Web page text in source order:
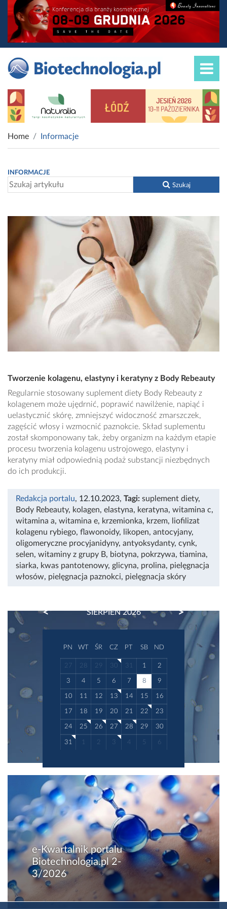
Home Informacje
INFORMACJE
Szukaj
Tworzenie kolagenu, elastyny i keratyny z Body Rebeauty
Regularnie stosowany suplement diety Body Rebeauty z
kolagenem może ujędrnić, poprawić nawilżenie, napiąć i
uelastycznić skórę, zmniejszyć widoczność zmarszczek,
zagęścić włosy i wzmocnić paznokcie. Skład suplementu
został skomponowany tak, żeby organizm na każdym etapie
procesu tworzenia kolagenu ustrojowego, elastyny i
keratyny miał odpowiednią podaż substancji niezbędnych
do ich produkcji.
Redakcja portalu, 12.10.2023, Tagi: suplement diety,
Body Rebeauty, kolagen, elastyna, keratyna, witamina c,
witamina a, witamina e, krzemionka, krzem,
liofilizat
kolagenu rybiego, flawonoidy, likopen, antocyjany,
oligomeryczne procyjanidyny, antyoksydanty, cynk,
selen, witaminy z grupy B, biotyna, pokrzywa, tiamina,
siarka, kwas pantotenowy, glicyna, prolina, pielęgnacja
włosów, pielęgnacja paznokci, pielęgnacja skóry
SIERPIEŃ 2026
PREVIOUS NEXT
PN WT ŚR CZ PT SB ND
27 28 29 30 31 1 2
3 4 5 6 7 8 9
10 11 12 13 14 15 16
17 18 19 20 21 22 23
24 25 26 27 28 29 30
31 1 2 3 4 5 6
e-Kwartalnik portalu
Biotechnologia.pl 2-
3/2026